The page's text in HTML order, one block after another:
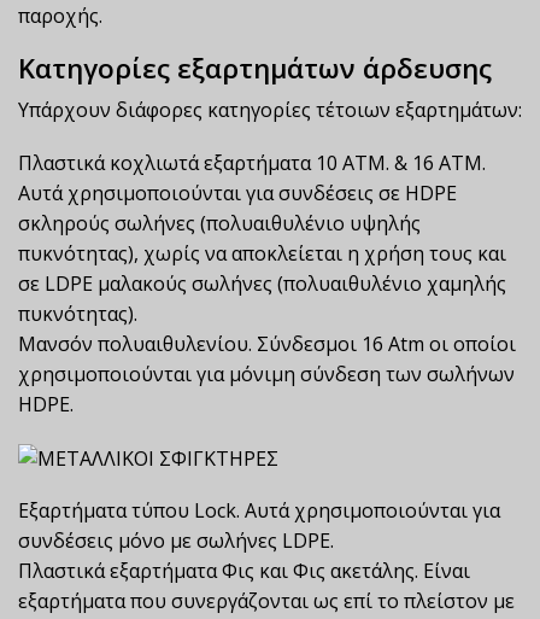
παροχής.
Κατηγορίες εξαρτημάτων άρδευσης
Υπάρχουν διάφορες κατηγορίες τέτοιων εξαρτημάτων:
Πλαστικά κοχλιωτά εξαρτήματα 10 ΑΤΜ. & 16 ΑΤΜ.
Αυτά χρησιμοποιούνται για συνδέσεις σε HDPE
σκληρούς σωλήνες (πολυαιθυλένιο υψηλής
πυκνότητας), χωρίς να αποκλείεται η χρήση τους και
σε LDPE μαλακούς σωλήνες (πολυαιθυλένιο χαμηλής
πυκνότητας).
Μανσόν πολυαιθυλενίου. Σύνδεσμοι 16 Atm οι οποίοι
χρησιμοποιούνται για μόνιμη σύνδεση των σωλήνων
HDPE.
Εξαρτήματα τύπου Lock. Αυτά χρησιμοποιούνται για
συνδέσεις μόνο με σωλήνες LDPE.
Πλαστικά εξαρτήματα Φις και Φις ακετάλης. Είναι
εξαρτήματα που συνεργάζονται ως επί το πλείστον με